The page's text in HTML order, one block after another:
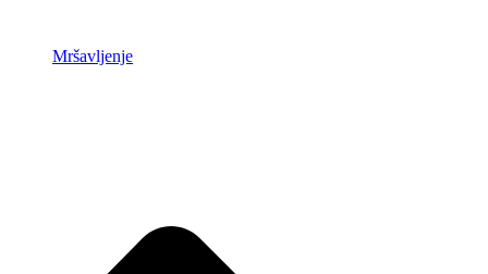
Mršavljenje